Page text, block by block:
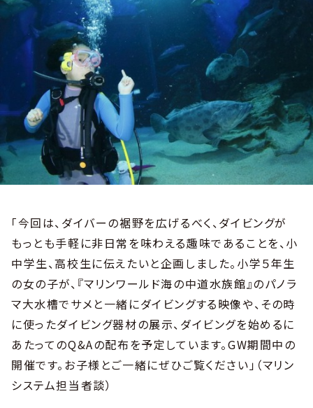
「今回は、ダイバーの裾野を広げるべく、ダイビングが
もっとも手軽に非日常を味わえる趣味であることを、小
中学生、高校生に伝えたいと企画しました。小学５年生
の女の子が、『マリンワールド海の中道水族館』のパノラ
マ大水槽でサメと一緒にダイビングする映像や、その時
に使ったダイビング器材の展示、ダイビングを始めるに
あたってのQ&Aの配布を予定しています。GW期間中の
開催です。お子様とご一緒にぜひご覧ください」（マリン
システム担当者談）